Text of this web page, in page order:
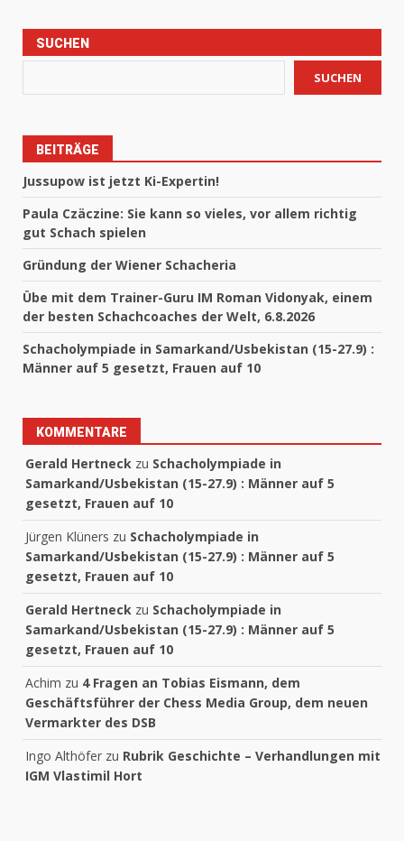
SUCHEN
SUCHEN
BEITRÄGE
Jussupow ist jetzt Ki-Expertin!
Paula Czäczine: Sie kann so vieles, vor allem richtig
gut Schach spielen
Gründung der Wiener Schacheria
Übe mit dem Trainer-Guru IM Roman Vidonyak, einem
der besten Schachcoaches der Welt, 6.8.2026
Schacholympiade in Samarkand/Usbekistan (15-27.9) :
Männer auf 5 gesetzt, Frauen auf 10
KOMMENTARE
Gerald Hertneck zu Schacholympiade in
Samarkand/Usbekistan (15-27.9) : Männer auf 5
gesetzt, Frauen auf 10
Jürgen Klüners zu Schacholympiade in
Samarkand/Usbekistan (15-27.9) : Männer auf 5
gesetzt, Frauen auf 10
Gerald Hertneck zu Schacholympiade in
Samarkand/Usbekistan (15-27.9) : Männer auf 5
gesetzt, Frauen auf 10
Achim zu 4 Fragen an Tobias Eismann, dem
Geschäftsführer der Chess Media Group, dem neuen
Vermarkter des DSB
Ingo Althöfer zu Rubrik Geschichte – Verhandlungen mit
IGM Vlastimil Hort